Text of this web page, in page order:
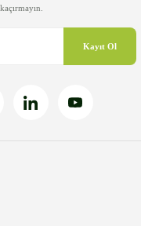
Kayıt Ol